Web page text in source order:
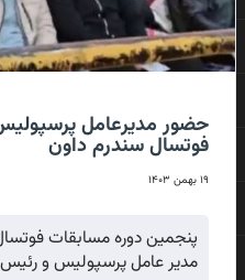
حضور مدیرعامل
فوتسال سندرم داون
۱۹ بهمن ۱۴۰۳
پنجمین دوره مسابقات
مدیر عامل پرسپولیس و رئیس